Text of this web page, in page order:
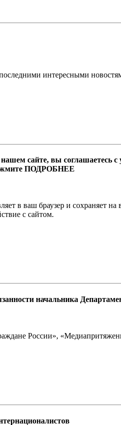
интересными
сайте, вы соглашаетесь
ПОДРОБНЕЕ
в ваш браузер и сохраняет
с сайтом.
начальника
России»,